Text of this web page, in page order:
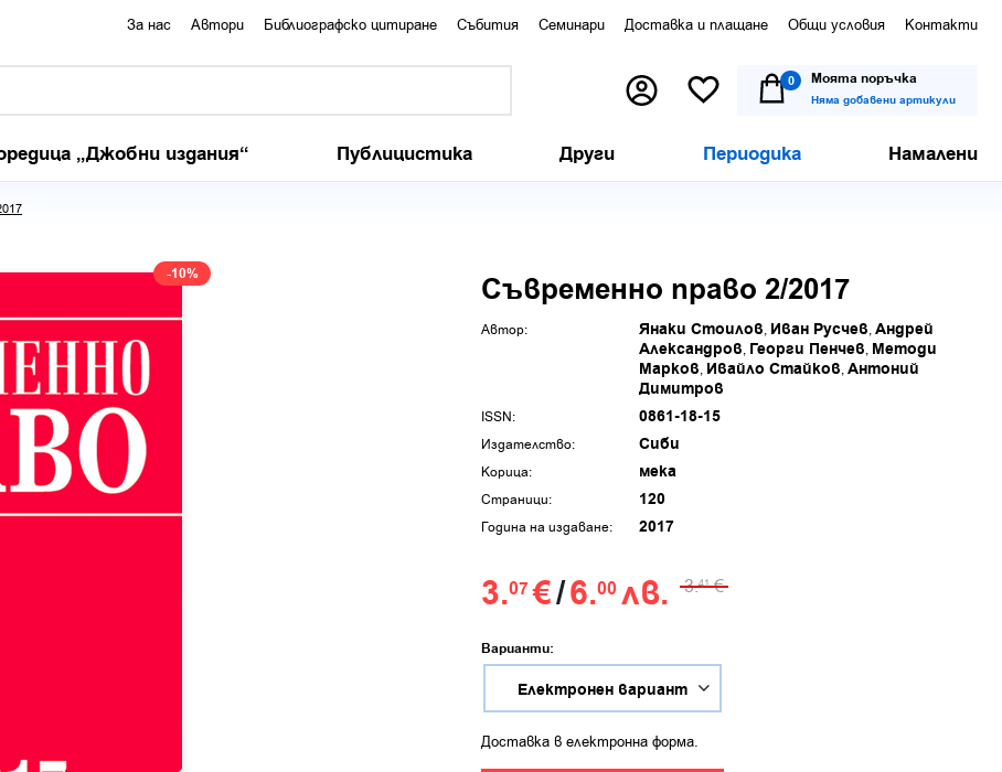
За нас Автори Библиографско цитиране Събития Семинари Доставка и плащане Общи условия Контакти
0 Моята поръчка
Няма добавени артикули
„Джобни издания“ Публицистика Други Периодика Намалени
-10% Съвременно право 2/2017
Автор: Янаки Стоилов Иван Русчев Андрей
Александров Георги Пенчев Методи
Марков Ивайло Стайков Антоний
Димитров
ISSN: 0861-18-15
Издателство: Сиби
Корица: мека
Страници: 120
Година на издаване: 2017
3.07€/6.00 лв. 3.41 €
Варианти:
Доставка в електронна форма.